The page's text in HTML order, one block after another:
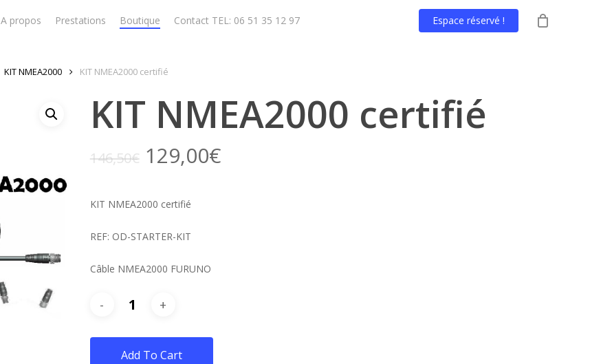
A propos Prestations Boutique Contact TEL: 06 51 35 12 97 Espace réservé !
KIT NMEA2000 KIT NMEA2000 certifié
KIT NMEA2000 certifié
146,50€ 129,00€
KIT NMEA2000 certifié
REF: OD-STARTER-KIT
Câble NMEA2000 FURUNO
Add To Cart